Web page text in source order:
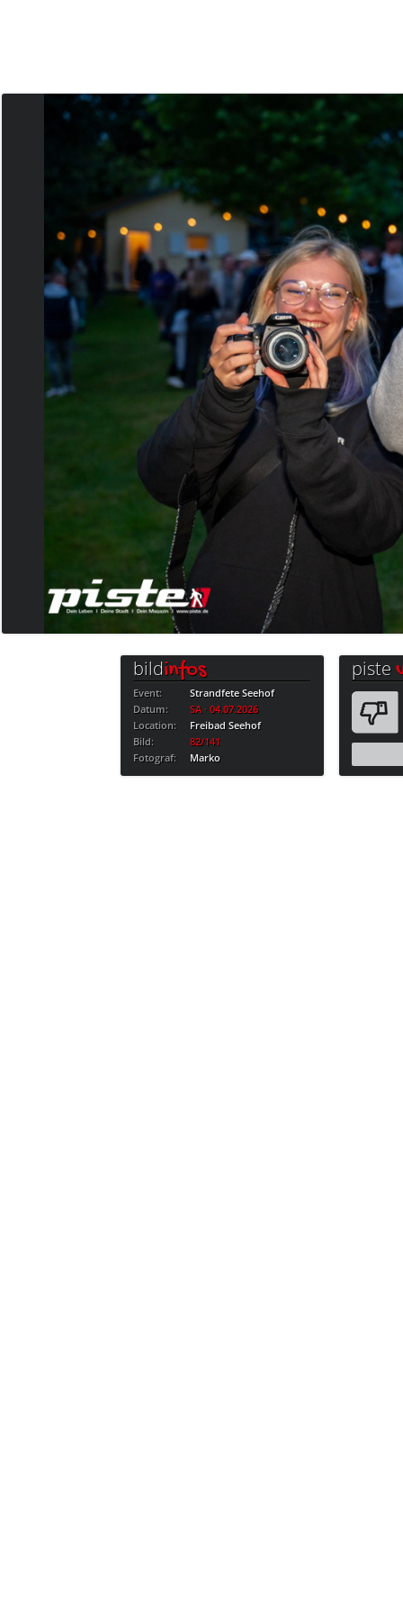
bildinfos
Event:
Strandfete Seehof
Datum:
SA · 04.07.2026
Location:
Freibad Seehof
Bild:
82/141
Fotograf:
Marko
piste